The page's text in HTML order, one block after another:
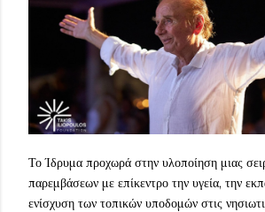
Το Ίδρυμα προχωρά στην υλοποίηση μιας
παρεμβάσεων με επίκεντρο την υγεία, την
ενίσχυση των τοπικών υποδομών στις